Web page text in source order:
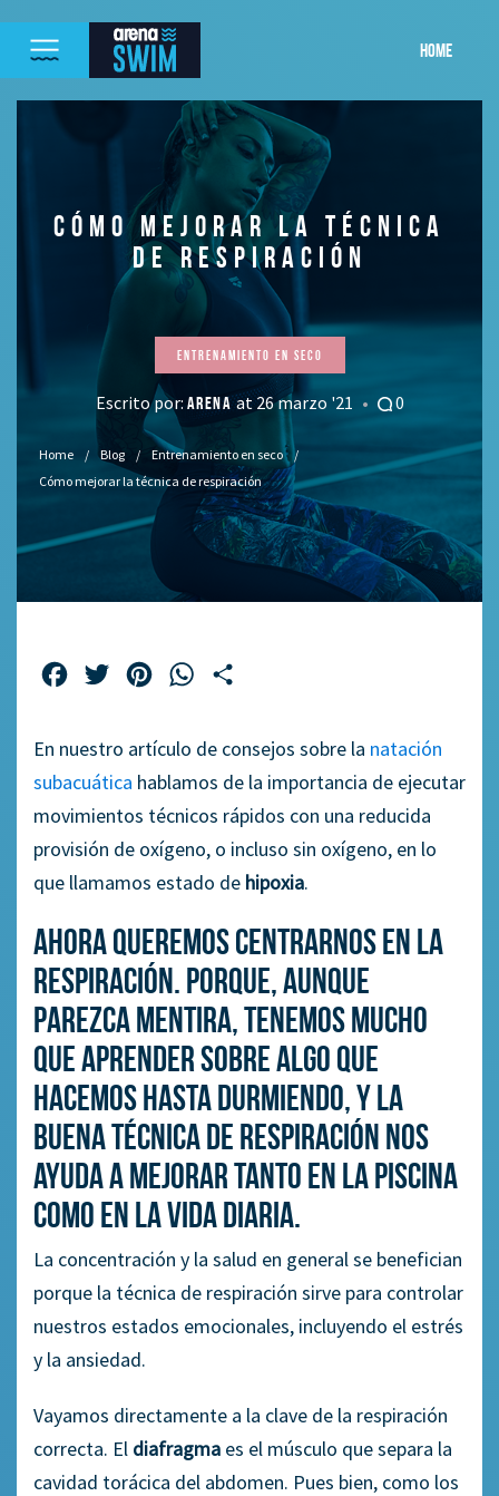
HOME
CÓMO MEJORAR LA TÉCNICA
DE RESPIRACIÓN
Entrenamiento en seco
Escrito por: ARENAat 26 marzo '21 0
Home Blog
Entrenamiento en seco
Cómo mejorar la técnica de respiración
FacebookTwitterPinterestWhatsApp
En nuestro artículo de consejos sobre la natación
subacuática hablamos de la importancia de ejecutar
movimientos técnicos rápidos con una reducida
provisión de oxígeno, o incluso sin oxígeno, en lo
que llamamos estado de hipoxia.
Ahora queremos centrarnos en la
respiración. Porque, aunque
parezca mentira, tenemos mucho
que aprender sobre algo que
hacemos hasta durmiendo, y la
buena técnica de respiración nos
ayuda a mejorar tanto en la piscina
como en la vida diaria.
La concentración y la salud en general se benefician
porque la técnica de respiración sirve para controlar
nuestros estados emocionales, incluyendo el estrés
y la ansiedad.
Vayamos directamente a la clave de la respiración
correcta. El diafragma es el músculo que separa la
cavidad torácica del abdomen. Pues bien, como los